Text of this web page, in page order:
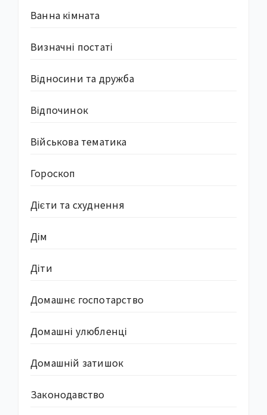
Ванна кімната
Визначні постаті
Відносини та дружба
Відпочинок
Військова тематика
Гороскоп
Дієти та схуднення
Дім
Діти
Домашнє госпотарство
Домашні улюбленці
Домашній затишок
Законодавство